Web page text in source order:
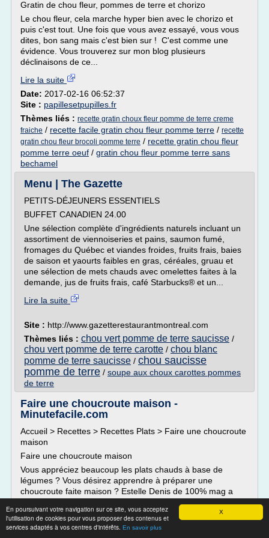
X
En poursuivant votre navigation sur ce site, vous acceptez
l'utilisation de cookies pour vous proposer des contenus et
services adaptés à vos centres d'intérêts. En savoir plus
Gratin de chou fleur, pommes de terre et chorizo
Le chou fleur, cela marche hyper bien avec le chorizo et
puis c'est tout. Une fois que vous avez essayé, vous vous
dites, bon sang mais c'est bien sur ! C'est comme une
évidence. Vous trouverez sur mon blog plusieurs
déclinaisons de ce...
Lire la suite
Date: 2017-02-16 06:52:37
Site : papillesetpupilles.fr
Thèmes liés : recette gratin choux fleur pomme de terre creme
fraiche / recette facile gratin chou fleur pomme terre / recette
gratin chou fleur brocoli pomme terre / recette gratin chou fleur
pomme terre oeuf / gratin chou fleur pomme terre sans
bechamel
Menu | The Gazette
PETITS-DÉJEUNERS ESSENTIELS
BUFFET CANADIEN 24.00
Une sélection complète d'ingrédients naturels incluant un
assortiment de viennoiseries et pains, saumon fumé,
fromages du Québec et viandes froides, fruits frais, baies
de saison et yaourts faibles en gras, céréales, gruau et
une sélection de mets chauds avec omelettes faites à la
demande, jus de fruits frais, café Starbucks® et un...
Lire la suite
Site : http://www.gazetterestaurantmontreal.com
Thèmes liés : chou vert pomme de terre saucisse /
chou vert pomme de terre carotte / chou blanc
pomme de terre saucisse / chou saucisse
pomme de terre / soupe aux choux carottes pommes
de terre
Faire une choucroute maison -
Minutefacile.com
Accueil > Recettes > Recettes Plats > Faire une choucroute
maison
Faire une choucroute maison
Vous appréciez beaucoup les plats chauds à base de
légumes ? Vous désirez apprendre à préparer une
choucroute faite maison ? Estelle Denis de 100% mag a
choucroute faite maison. Il vous oriente sur les ingrédients
nécessaires pour cette...